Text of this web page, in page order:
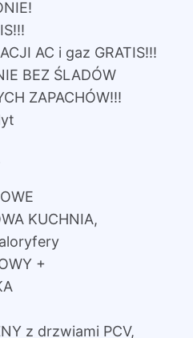
AC i gaz GRATIS!!!
BEZ ŚLADÓW
ZAPACHÓW!!!
KUCHNIA,
+
z drzwiami PCV,